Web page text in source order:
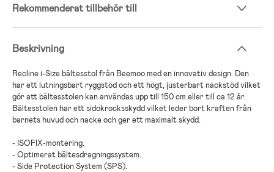
Rekommenderat tillbehör till
Beskrivning
Recline i-Size bältesstol från Beemoo med en innovativ design. Den
har ett lutningsbart ryggstöd och ett högt, justerbart nackstöd vilket
gör att bältesstolen kan användas upp till 150 cm eller till ca 12 år.
Bältesstolen har ett sidokrocksskydd vilket leder bort kraften från
barnets huvud och nacke och ger ett maximalt skydd.
- ISOFIX-montering.
- Optimerat bältesdragningssystem.
- Side Protection System (SPS).